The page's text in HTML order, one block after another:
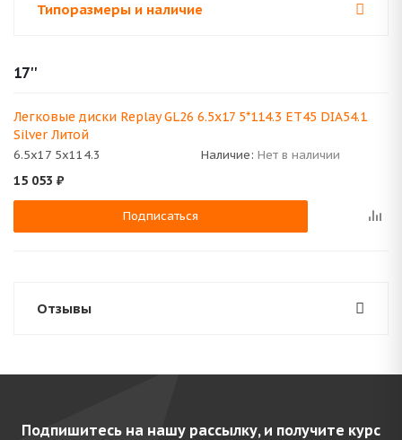
Типоразмеры и наличие
17''
Легковые диски Replay GL26 6.5x17 5*114.3 ET45 DIA54.1
Silver Литой
6.5x17 5x114.3 Наличие: Нет в наличии
15 053 ₽
Подписаться
Отзывы
Подпишитесь на нашу рассылку, и получите курс